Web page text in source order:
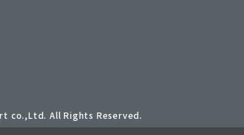
co.,Ltd. All Rights Reserved.